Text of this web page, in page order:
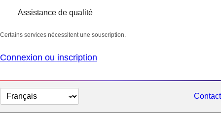
Assistance de qualité
Certains services nécessitent une souscription.
Connexion ou inscription
Changer
la
Contact